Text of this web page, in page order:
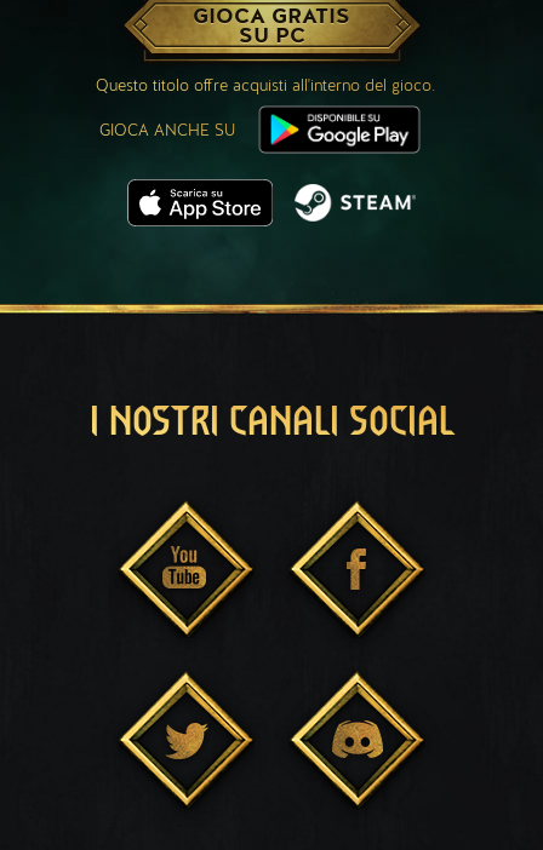
GIOCA GRATIS
SU PC
Questo titolo offre acquisti all'interno del gioco.
GIOCA ANCHE SU
I NOSTRI CANALI SOCIAL